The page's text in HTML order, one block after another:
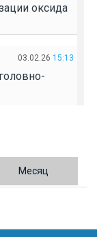
оксида
03.02.26 15:13
Месяц